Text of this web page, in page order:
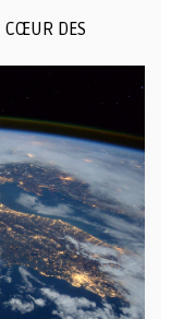
CŒUR DES